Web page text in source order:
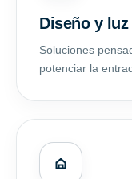
Diseño y luz
Soluciones
potenciar la